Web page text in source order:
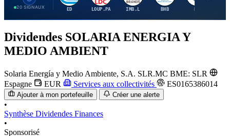
20 SIGNAUX ED LOUP.PA IMB.L BHB
Dividendes SOLARIA ENERGIA Y
MEDIO AMBIENT
Solaria Energía y Medio Ambiente, S.A. SLR.MC BME: SLR
Espagne
EUR Services aux collectivités ES0165386014
Ajouter à mon portefeuille Créer une alerte
•
Synthèse Dividendes Finances
•
Sponsorisé